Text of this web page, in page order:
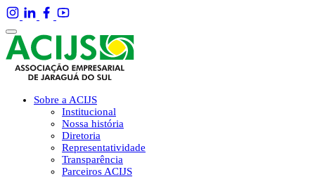
Sobre a ACIJS
Institucional
Nossa história
Diretoria
Representatividade
Transparência
Parceiros ACIJS